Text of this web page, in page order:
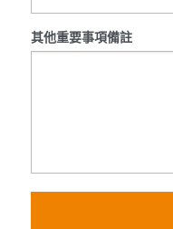
其他重要事項備註